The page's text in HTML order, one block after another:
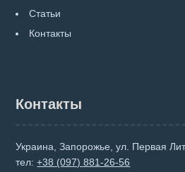
Статьи
Контакты
Контакты
Украина, Запорожье, ул. Первая
тел:+38 (097) 881-26-56